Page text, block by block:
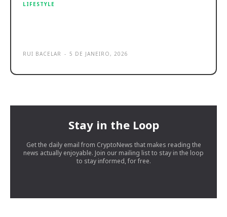
LIFESTYLE
RUI BACELAR - 5 DE JANEIRO, 2026
Stay in the Loop
Get the daily email from CryptoNews that makes reading the
news actually enjoyable. Join our mailing list to stay in the loop
to stay informed, for free.